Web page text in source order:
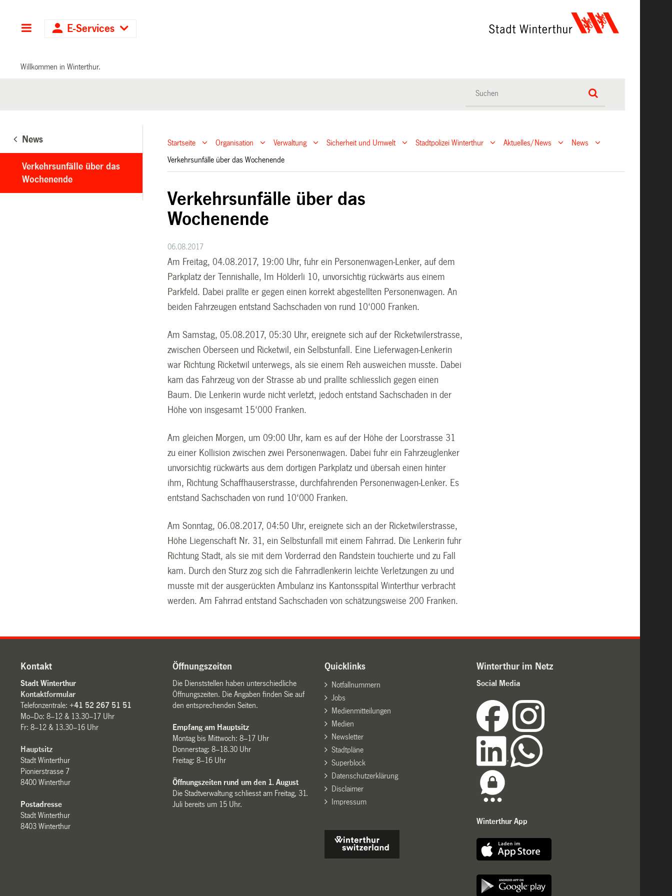
Hauptnavigation
E-Services
Willkommen in Winterthur.
News
Verkehrsunfälle über das
Wochenende
Startseite Organisation Verwaltung Sicherheit und Umwelt Stadtpolizei Winterthur Aktuelles/News
News
Verkehrsunfälle über das Wochenende
Verkehrsunfälle über das
Wochenende
06.08.2017
Am Freitag, 04.08.2017, 19:00 Uhr, fuhr ein Personenwagen-Lenker, auf dem
Parkplatz der Tennishalle, Im Hölderli 10, unvorsichtig rückwärts aus einem
Parkfeld. Dabei prallte er gegen einen korrekt abgestellten Personenwagen. An
beiden Fahrzeugen entstand Sachschaden von rund 10‘000 Franken.
Am Samstag, 05.08.2017, 05:30 Uhr, ereignete sich auf der Ricketwilerstrasse,
zwischen Oberseen und Ricketwil, ein Selbstunfall. Eine Lieferwagen-Lenkerin
war Richtung Ricketwil unterwegs, als sie einem Reh ausweichen musste. Dabei
kam das Fahrzeug von der Strasse ab und prallte schliesslich gegen einen
Baum. Die Lenkerin wurde nicht verletzt, jedoch entstand Sachschaden in der
Höhe von insgesamt 15‘000 Franken.
Am gleichen Morgen, um 09:00 Uhr, kam es auf der Höhe der Loorstrasse 31
zu einer Kollision zwischen zwei Personenwagen. Dabei fuhr ein Fahrzeuglenker
unvorsichtig rückwärts aus dem dortigen Parkplatz und übersah einen hinter
ihm, Richtung Schaffhauserstrasse, durchfahrenden Personenwagen-Lenker. Es
entstand Sachschaden von rund 10‘000 Franken.
Am Sonntag, 06.08.2017, 04:50 Uhr, ereignete sich an der Ricketwilerstrasse,
Höhe Liegenschaft Nr. 31, ein Selbstunfall mit einem Fahrrad. Die Lenkerin fuhr
Richtung Stadt, als sie mit dem Vorderrad den Randstein touchierte und zu Fall
kam. Durch den Sturz zog sich die Fahrradlenkerin leichte Verletzungen zu und
musste mit der ausgerückten Ambulanz ins Kantonsspital Winterthur verbracht
werden. Am Fahrrad entstand Sachschaden von schätzungsweise 200 Franken.
Kontakt
Stadt Winterthur
Kontaktformular
Telefonzentrale:+41 52 267 51 51
Mo–Do: 8–12 & 13.30–17 Uhr
Fr: 8–12 & 13.30–16 Uhr
Hauptsitz
Stadt Winterthur
Pionierstrasse 7
8400 Winterthur
Postadresse
Stadt Winterthur
8403 Winterthur
Öffnungszeiten
Die Dienststellen haben unterschiedliche
Öffnungszeiten. Die Angaben finden Sie auf
den entsprechenden Seiten.
Empfang am Hauptsitz
Montag bis Mittwoch: 8–17 Uhr
Donnerstag: 8–18.30 Uhr
Freitag: 8–16 Uhr
Öffnungszeiten rund um den 1. August
Die Stadtverwaltung schliesst am Freitag, 31.
Juli bereits um 15 Uhr.
Quicklinks
Notfallnummern
Jobs
Medienmitteilungen
Medien
Newsletter
Stadtpläne
Superblock
Datenschutzerklärung
Disclaimer
Impressum
Winterthur im Netz
Social Media
Winterthur App